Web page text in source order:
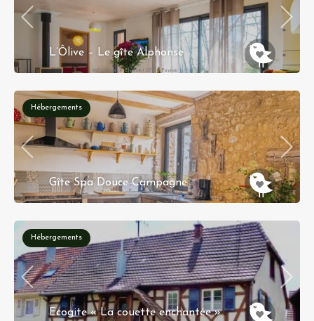
L’Ôlive – Le gîte Alphonse
693 chemin de Chazalet 07230 Payzac
Hébergements
Gîte Spa Douce Campagne
1569 route des Vignes Lieu-dit Biarette, 24440
Hébergements
Ecogite « La couette enchantée »